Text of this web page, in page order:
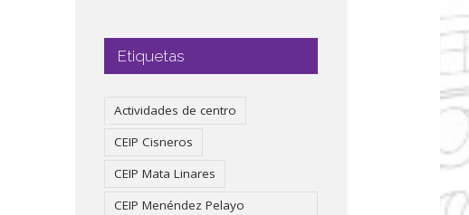
Etiquetas
Actividades de centro
CEIP Cisneros
CEIP Mata Linares
CEIP Menéndez Pelayo